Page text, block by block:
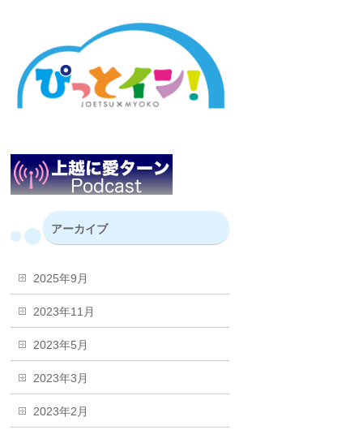
アーカイブ
2025年9月
2023年11月
2023年5月
2023年3月
2023年2月